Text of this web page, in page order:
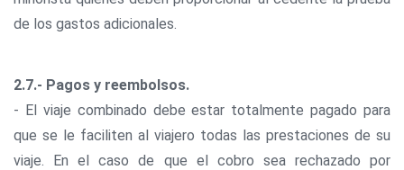
de los gastos adicionales.
2.7.- Pagos y reembolsos.
- El viaje combinado debe estar totalmente pagado para
que se le faciliten al viajero todas las prestaciones de su
viaje. En el caso de que el cobro sea rechazado por